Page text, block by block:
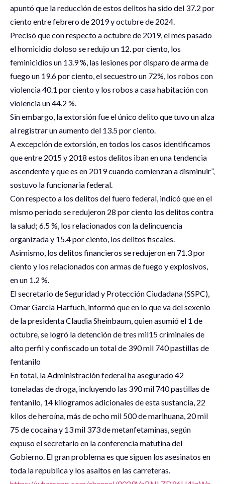
apuntó que la reducción de estos delitos ha sido del 37.2 por
ciento entre febrero de 2019 y octubre de 2024.
Precisó que con respecto a octubre de 2019, el mes pasado
el homicidio doloso se redujo un 12. por ciento, los
feminicidios un 13.9 %, las lesiones por disparo de arma de
fuego un 19.6 por ciento, el secuestro un 72%, los robos con
violencia 40.1 por ciento y los robos a casa habitación con
violencia un 44.2 %.
Sin embargo, la extorsión fue el único delito que tuvo un alza
al registrar un aumento del 13.5 por ciento.
A excepción de extorsión, en todos los casos identificamos
que entre 2015 y 2018 estos delitos iban en una tendencia
ascendente y que es en 2019 cuando comienzan a disminuir”,
sostuvo la funcionaria federal.
Con respecto a los delitos del fuero federal, indicó que en el
mismo periodo se redujeron 28 por ciento los delitos contra
la salud; 6.5 %, los relacionados con la delincuencia
organizada y 15.4 por ciento, los delitos fiscales.
Asimismo, los delitos financieros se redujeron en 71.3 por
ciento y los relacionados con armas de fuego y explosivos,
en un 1.2 %.
El secretario de Seguridad y Protección Ciudadana (SSPC),
Omar García Harfuch, informó que en lo que va del sexenio
de la presidenta Claudia Sheinbaum, quien asumió el 1 de
octubre, se logró la detención de tres mil15 criminales de
alto perfil y confiscado un total de 390 mil 740 pastillas de
fentanilo
En total, la Administración federal ha asegurado 42
toneladas de droga, incluyendo las 390 mil 740 pastillas de
fentanilo, 14 kilogramos adicionales de esta sustancia, 22
kilos de heroína, más de ocho mil 500 de marihuana, 20 mil
75 de cocaína y 13 mil 373 de metanfetaminas, según
expuso el secretario en la conferencia matutina del
Gobierno. El gran problema es que siguen los asesinatos en
toda la republica y los asaltos en las carreteras.